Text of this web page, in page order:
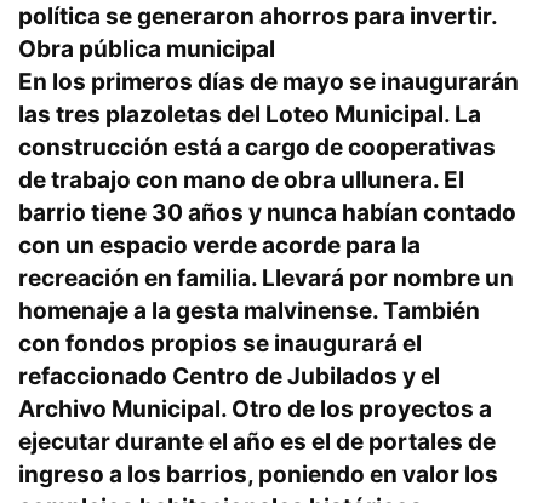
política se generaron ahorros para invertir.
Obra pública municipal
En los primeros días de mayo se inaugurarán
las tres plazoletas del Loteo Municipal. La
construcción está a cargo de cooperativas
de trabajo con mano de obra ullunera. El
barrio tiene 30 años y nunca habían contado
con un espacio verde acorde para la
recreación en familia. Llevará por nombre un
homenaje a la gesta malvinense. También
con fondos propios se inaugurará el
refaccionado Centro de Jubilados y el
Archivo Municipal. Otro de los proyectos a
ejecutar durante el año es el de portales de
ingreso a los barrios, poniendo en valor los